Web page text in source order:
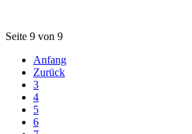
Seite 9 von 9
Anfang
Zurück
3
4
5
6